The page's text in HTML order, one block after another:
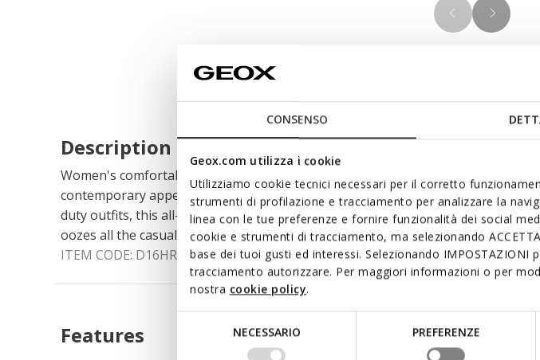
CONSENSO
Geox.com utilizza i cookie
Utilizziamo cookie tecnici necessari per il corretto
strumenti di profilazione e tracciamento per analizzare la
linea con le tue preferenze e fornire funzionalità dei social
cookie e strumenti di tracciamento, ma selezionando
base dei tuoi gusti ed interessi. Selezionando
tracciamento autorizzare. Per maggiori informazioni o per
nostra cookie policy.
NECESSARIO PREFERENZE
Description
Women's comfortable breathable ankle boot loaded with unmistakably
contemporary appeal. A perfect partner for city strolling and laid-back off-
duty outfits, this all-black version of the Iridea ankle boot in smooth leather
oozes all the casual charm of a contemporary urban aesthetic.
ITEM CODE: D16HRF00043C9999
Features